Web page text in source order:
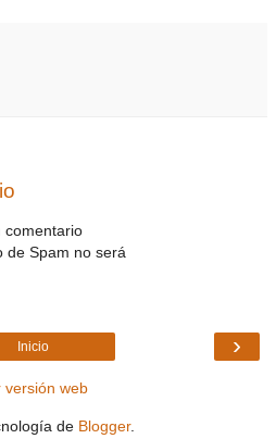
comentario
de Spam no será
›
Inicio
versión web
de Blogger.